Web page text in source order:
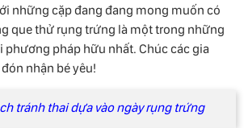
những cặp đang đang mong muốn có
que thử rụng trứng là một trong những
phương pháp hữu nhất. Chúc các gia
nhận bé yêu!
tránh thai dựa vào ngày rụng trứng